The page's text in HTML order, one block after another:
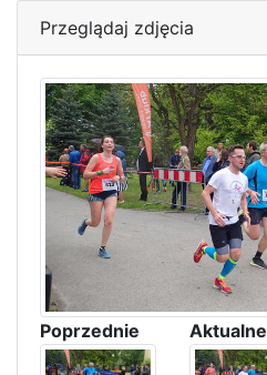
Przeglądaj zdjęcia
Poprzednie Aktualne